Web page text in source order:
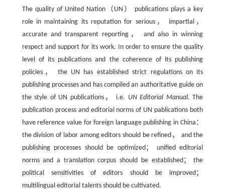
The quality of United Nation（UN） publications plays a key
role in maintaining its reputation for serious， impartial，
accurate and transparent reporting， and also in winning
respect and support for its work. In order to ensure the quality
level of its publications and the coherence of its publishing
policies， the UN has established strict regulations on its
publishing processes and has compiled an authoritative guide on
the style of UN publications， i.e. UN Editorial Manual. The
publication process and editorial norms of UN pablications both
have reference value for foreign language publishing in China：
the division of labor among editors should be refined， and the
publishing processes should be optimized； unified editorial
norms and a translation corpus should be established； the
political sensitivities of editors should be improved；
multilingual editorial talents should be cultivated.